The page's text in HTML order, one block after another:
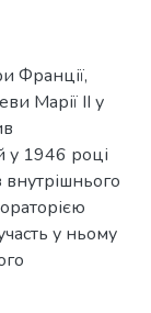
Франції,
Марії ІІ у
у 1946 році
у ньому